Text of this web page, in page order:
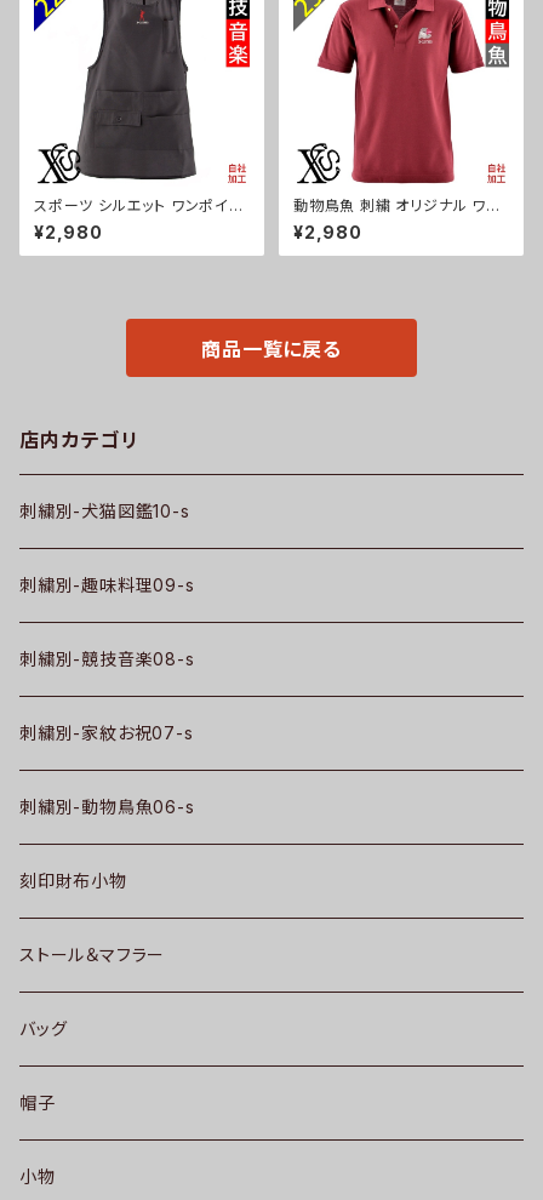
スポーツ シルエット ワンポイン
ト エプロン 刺繍 ワンピース レ
ディース 撥水加工 おしゃれ か
わいい 脇ボタン マタニティ ミド
¥2,980
動物鳥魚 刺繍 オリジナル ワン
ポイント ポロシャツ リアル 半袖
メンズ 無地 ロゴ おしゃれ ゴル
フ 吸汗速乾 ワイン 父の日 柄
¥2,980
商品一覧に戻る
店内カテゴリ
刺繍別-犬猫図鑑10-s
刺繍別-趣味料理09-s
刺繍別-競技音楽08-s
刺繍別-家紋お祝07-s
刺繍別-動物鳥魚06-s
刻印財布小物
ストール＆マフラー
バッグ
帽子
小物